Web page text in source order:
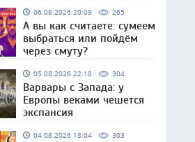
06.08.2026 20:09 265
А вы как считаете: сумеем
выбраться или пойдём
через смуту?
05.08.2026 22:18 304
Варвары с Запада: у
Европы веками чешется
экспансия
04.08.2026 18:04 303